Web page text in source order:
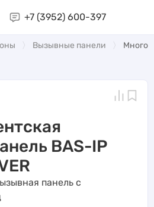
+7 (3952) 600-397
Вызывные панели
BAS-IP
панель с